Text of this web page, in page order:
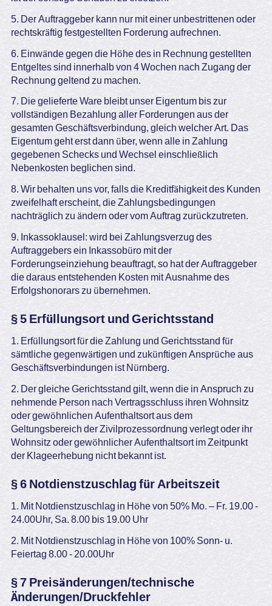
5. Der Auftraggeber kann nur mit einer unbestrittenen oder
rechtskräftig festgestellten Forderung aufrechnen.
6. Einwände gegen die Höhe des in Rechnung gestellten
Entgeltes sind innerhalb von 4 Wochen nach Zugang der
Rechnung geltend zu machen.
7. Die gelieferte Ware bleibt unser Eigentum bis zur
vollständigen Bezahlung aller Forderungen aus der
gesamten Geschäftsverbindung, gleich welcher Art. Das
Eigentum geht erst dann über, wenn alle in Zahlung
gegebenen Schecks und Wechsel einschließlich
Nebenkosten beglichen sind.
8. Wir behalten uns vor, falls die Kreditfähigkeit des Kunden
zweifelhaft erscheint, die Zahlungsbedingungen
nachträglich zu ändern oder vom Auftrag zurückzutreten.
9. Inkassoklausel: wird bei Zahlungsverzug des
Auftraggebers ein Inkassobüro mit der
Forderungseinziehung beauftragt, so hat der Auftraggeber
die daraus entstehenden Kosten mit Ausnahme des
Erfolgshonorars zu übernehmen.
§ 5 Erfüllungsort und Gerichtsstand
1. Erfüllungsort für die Zahlung und Gerichtsstand für
sämtliche gegenwärtigen und zukünftigen Ansprüche aus
Geschäftsverbindungen ist Nürnberg.
2. Der gleiche Gerichtsstand gilt, wenn die in Anspruch zu
nehmende Person nach Vertragsschluss ihren Wohnsitz
oder gewöhnlichen Aufenthaltsort aus dem
Geltungsbereich der Zivilprozessordnung verlegt oder ihr
Wohnsitz oder gewöhnlicher Aufenthaltsort im Zeitpunkt
der Klageerhebung nicht bekannt ist.
§ 6 Notdienstzuschlag für Arbeitszeit
1. Mit Notdienstzuschlag in Höhe von 50% Mo. – Fr. 19.00 -
24.00Uhr, Sa. 8.00 bis 19.00 Uhr
2. Mit Notdienstzuschlag in Höhe von 100% Sonn- u.
Feiertag 8.00 - 20.00Uhr
§ 7 Preisänderungen/technische
Änderungen/Druckfehler